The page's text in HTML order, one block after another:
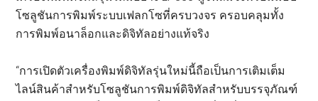
โซลูชันการพิมพ์ระบบเฟลกโซที่ครบวงจร ครอบคลุมทั้ง
การพิมพ์อนาล็อกและดิจิทัลอย่างแท้จริง
“การเปิดตัวเครื่องพิมพ์ดิจิทัลรุ่นใหม่นี้ถือเป็นการเติมเต็ม
ไลน์สินค้าสำหรับโซลูชันการพิมพ์ดิจิทัลสำหรับบรรจุภัณฑ์